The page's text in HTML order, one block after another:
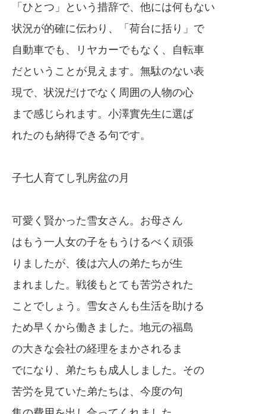
「ひとつ」という措辞で、他には何もない
状況が的確に伝わり、「荷台に括り」で
自動車でも、リヤカーでもなく、自転車
だということが見えます。無駄のない表
現で、状況だけでなく周囲の人物の心
まで感じられます。小澤實先生に選ば
れたのも納得できる句です。
子七人育てし乳房盆の月
可愛く賢かった雪女さん。お母さん
はもう一人女の子をもうけるべく頑張
りましたが、後は六人の弟たちが生
まれました。戦後もとても苦労された
ことでしょう。雪女さんも生活を助ける
ため早くから働きました。地元の福島
の大きな会社の経理をまかされるま
でになり、弟たちも成人しました。その
苦労を見ていた弟たちは、今度の句